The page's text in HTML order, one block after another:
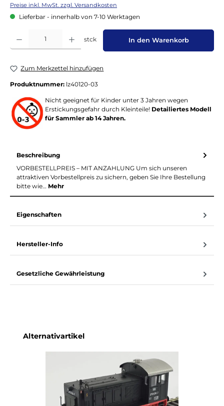
Preise inkl. MwSt. zzgl. Versandkosten
Lieferbar - innerhalb von 7-10 Werktagen
Produkt Anzahl: Gib den gewünschten Wert ein oder benutze die Schaltflächen um
stck In den Warenkorb
Zum Merkzettel hinzufügen
Produktnummer: lz40120-03
Nicht geeignet für Kinder unter 3 Jahren wegen
Erstickungsgefahr durch Kleinteile! Detailiertes Modell
für Sammler ab 14 Jahren.
Beschreibung
VORBESTELLPREIS – MIT ANZAHLUNG Um sich unseren
attraktiven Vorbestellpreis zu sichern, geben Sie Ihre Bestellung
bitte wie… Mehr
Eigenschaften
Hersteller-Info
Gesetzliche Gewährleistung
Produktgalerie überspringen
Alternativartikel